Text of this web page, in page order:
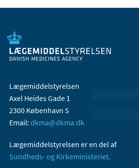
Lægemiddelstyrelsen
Axel Heides Gade 1
2300 København S
Email: dkma@dkma.dk
Lægemiddelstyrelsen er en del af
Sundheds- og Kirkeministeriet.